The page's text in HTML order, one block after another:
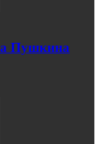
Пушкина